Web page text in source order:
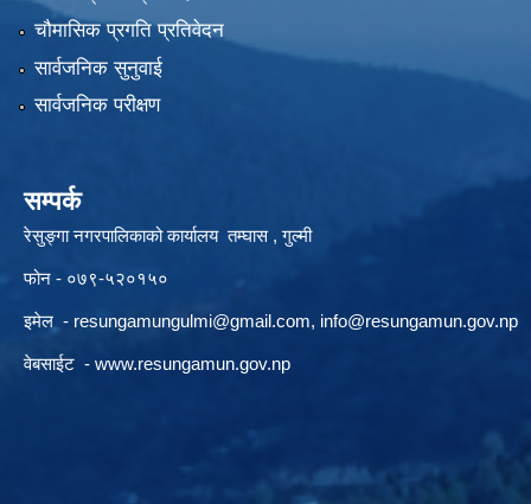
चौमासिक प्रगति प्रतिवेदन
सार्वजनिक सुनुवाई
सार्वजनिक परीक्षण
सम्पर्क
रेसुङ्गा नगरपालिकाको कार्यालय तम्घास , गुल्मी
फोन - ०७९-५२०१५०
इमेल - resungamungulmi@gmail.com, info@resungamun.gov.np
वेबसाईट - www.resungamun.gov.np